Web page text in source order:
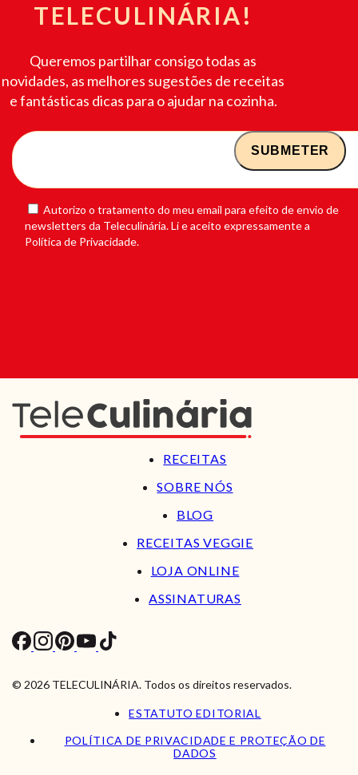
TELECULINÁRIA!
Queremos partilhar consigo todas as
novidades, as melhores sugestões de receitas
e fantásticas dicas para o ajudar na cozinha.
Autorizo o tratamento do meu email para efeito de envio de
newsletters da Teleculinária. Li e aceito expressamente a
Política de Privacidade.
RECEITAS
SOBRE NÓS
BLOG
RECEITAS VEGGIE
LOJA ONLINE
ASSINATURAS
© 2026 TELECULINÁRIA. Todos os direitos reservados.
ESTATUTO EDITORIAL
POLÍTICA DE PRIVACIDADE E PROTEÇÃO DE
DADOS